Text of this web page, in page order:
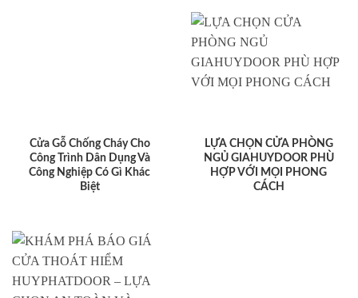
Cửa Gỗ Chống Cháy Cho
Công Trình Dân Dụng Và
Công Nghiệp Có Gì Khác
Biệt
LỰA CHỌN CỬA PHÒNG
NGỦ GIAHUYDOOR PHÙ
HỢP VỚI MỌI PHONG
CÁCH